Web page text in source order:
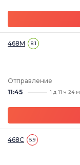
468М 8.1
Отправление
11:45
1 д 11 ч 24 м
468С 5.9